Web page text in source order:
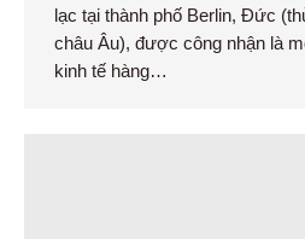
lạc tại thành phố Berlin, Đức
châu Âu), được công nhận là
kinh tế hàng…